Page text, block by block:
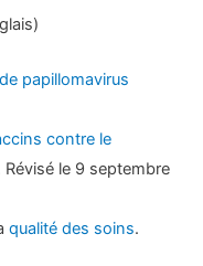
papillomavirus
contre le
Révisé le 9 septembre
qualité des soins.